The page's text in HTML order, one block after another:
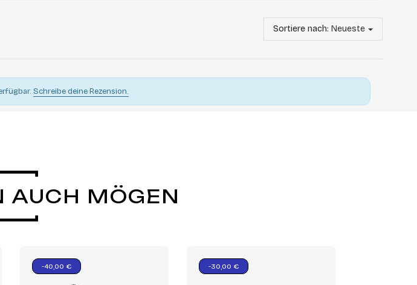
Sortiere nach: Neueste
Schreibe deine Rezension.
AUCH MÖGEN
-40,00 € -30,00 €